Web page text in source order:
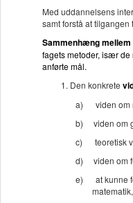
Med uddannelsens
samt forstå at
Sammenhæng
fagets metoder, især
anførte mål.
Den konkrete
a)
viden om
b)
viden om
c)
teoretisk
d)
viden om
e)
at kunne